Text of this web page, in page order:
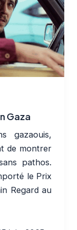
Gaza
gazaouis,
de montrer
pathos.
le Prix
Regard au